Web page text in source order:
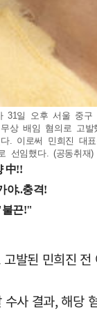
일 오후 서울 중
상 배임 혐의로 고
. 이로써 민희진 대
선임했다. (공동취재)
발된 민희진
사 결과, 해당